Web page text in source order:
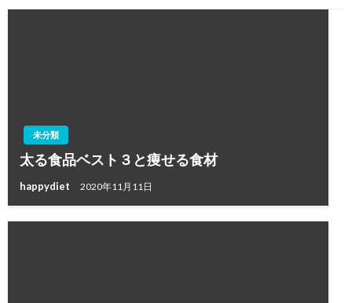
未分類
太る食品ベスト３と痩せる食材
happydiet 2020年11月11日